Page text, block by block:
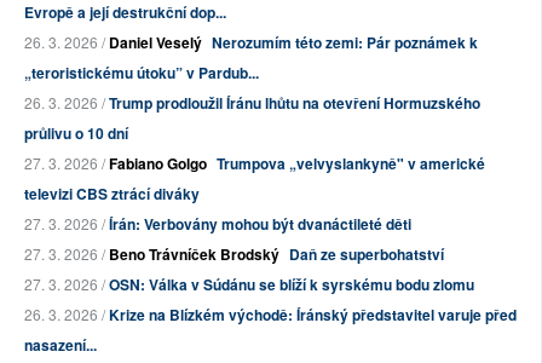
Evropě a její destrukční dop...
26. 3. 2026 /Daniel Veselý Nerozumím této zemi: Pár poznámek k
„teroristickému útoku” v Pardub...
26. 3. 2026 /Trump prodloužil Íránu lhůtu na otevření Hormuzského
průlivu o 10 dní
27. 3. 2026 /Fabiano Golgo Trumpova „velvyslankyně" v americké
televizi CBS ztrácí diváky
27. 3. 2026 /Írán: Verbovány mohou být dvanáctileté děti
27. 3. 2026 /Beno Trávníček Brodský Daň ze superbohatství
27. 3. 2026 /OSN: Válka v Súdánu se blíží k syrskému bodu zlomu
26. 3. 2026 /Krize na Blízkém východě: Íránský představitel varuje před
nasazení...